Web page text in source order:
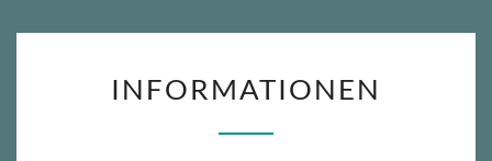
INFORMATIONEN